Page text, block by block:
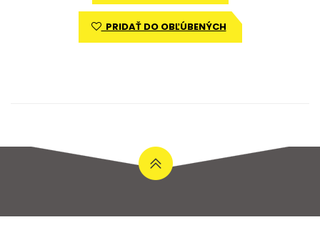
PRIDAŤ DO OBĽÚBENÝCH